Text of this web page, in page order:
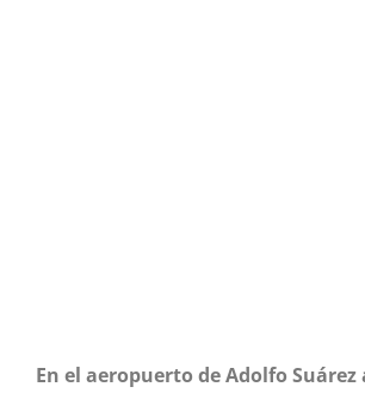
En el aeropuerto de Adolfo